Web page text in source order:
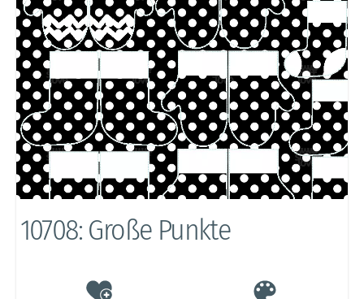
10708: Große Punkte